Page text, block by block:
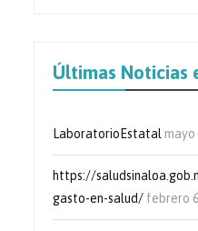
Últimas Noticias
LaboratorioEstatal mayo
https://
gasto-en-salud/ febrero